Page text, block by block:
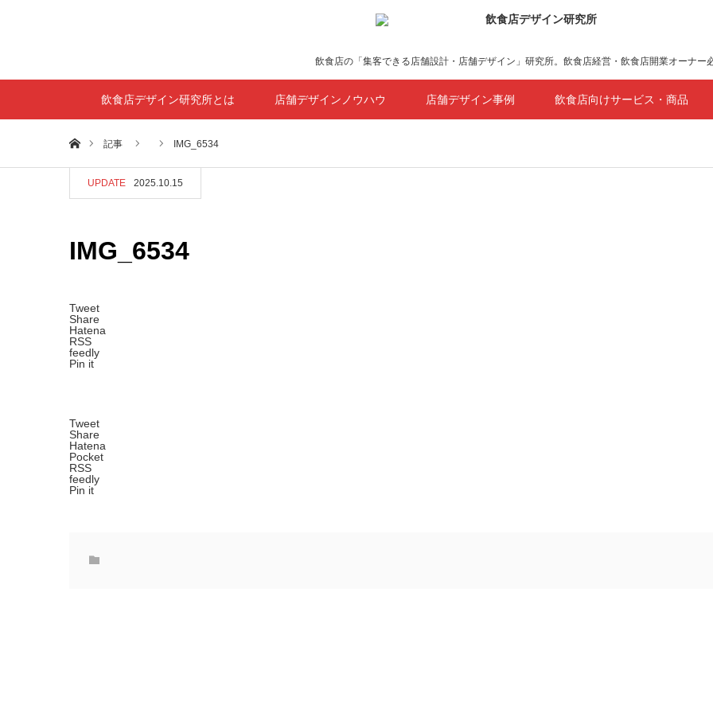
飲食店の「集客できる店舗設計・店舗デザイン」研究所。飲食店経営・飲食店開業オーナー
飲食店デザイン研究所とは 店舗デザインノウハウ 店舗デザイン事例 飲食店向けサービス・商品
ホーム記事 IMG_6534
UPDATE 2025.10.15
IMG_6534
Tweet
Share
Hatena
RSS
feedly
Pin it
Tweet
Share
Hatena
Pocket
RSS
feedly
Pin it